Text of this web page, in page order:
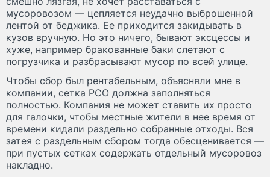
мусоровозом — цепляется неудачно выброшенной
лентой от беджика. Ее приходится закидывать в
кузов вручную. Но это ничего, бывают эксцессы и
хуже, например бракованные баки слетают с
погрузчика и разбрасывают мусор по всей улице.
Чтобы сбор был рентабельным, объясняли мне в
компании, сетка РСО должна заполняться
полностью. Компания не может ставить их просто
для галочки, чтобы местные жители в нее время от
времени кидали раздельно собранные отходы. Вся
затея с раздельным сбором тогда обесценивается —
при пустых сетках содержать отдельный мусоровоз
накладно.